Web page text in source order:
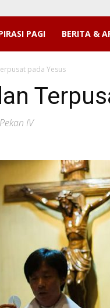
PAGI BERITA &
pada Yesus
IV